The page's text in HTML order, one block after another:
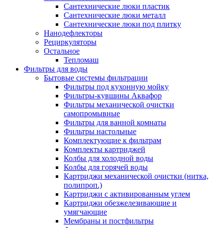
Сантехнические люки пластик
Сантехнические люки металл
Сантехнические люки под плитку
Нанодефлекторы
Рециркуляторы
Остальное
Тепломаш
Фильтры для воды
Бытовые системы фильтрации
Фильтры под кухонную мойку
Фильтры-кувшины Аквафор
Фильтры механической очистки
самопромывные
Фильтры для ванной комнаты
Фильтры настольные
Комплектующие к фильтрам
Комплекты картриджей
Колбы для холодной воды
Колбы для горячей воды
Картриджи механической очистки (нитка,
полипроп.)
Картриджи с активированным углем
Картриджи обезжелезивающие и
умягчающие
Мембраны и постфильтры